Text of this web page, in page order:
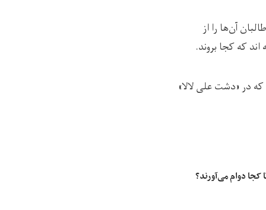
آن‌ها را از
که کجا بروند.
که در «دشت علی لالا»
کجا دوام می‌آورند؟